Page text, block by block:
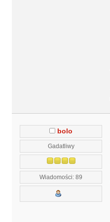
bolo
Gadatliwy
Wiadomości: 89